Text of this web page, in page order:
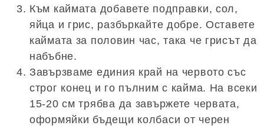
Към каймата добавете подправки, сол,
яйца и грис, разбъркайте добре. Оставете
каймата за половин час, така че грисът да
набъбне.
Завързваме единия край на червото със
строг конец и го пълним с кайма. На всеки
15-20 см трябва да завържете червата,
оформяйки бъдещи колбаси от черен